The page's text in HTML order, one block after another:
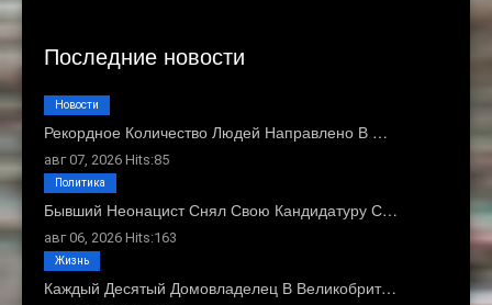
Последние новости
Рекордное Количество Людей Направлено В …
авг 07, 2026 Hits:85
Новости
Бывший Неонацист Снял Свою Кандидатуру С…
авг 06, 2026 Hits:163
Политика
Каждый Десятый Домовладелец В Великобрит…
Жизнь